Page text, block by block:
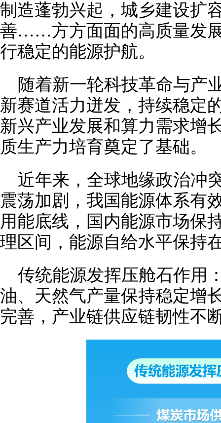
制造蓬勃兴起，城乡建设扩
善……方方面面的高质量发
行稳定的能源护航。
随着新一轮科技革命与产
新赛道活力迸发，持续稳定
新兴产业发展和算力需求增
质生产力培育奠定了基础。
近年来，全球地缘政治冲
震荡加剧，我国能源体系有
用能底线，国内能源市场保
理区间，能源自给水平保持
传统能源发挥压舱石作用
油、天然气产量保持稳定增
完善，产业链供应链韧性不